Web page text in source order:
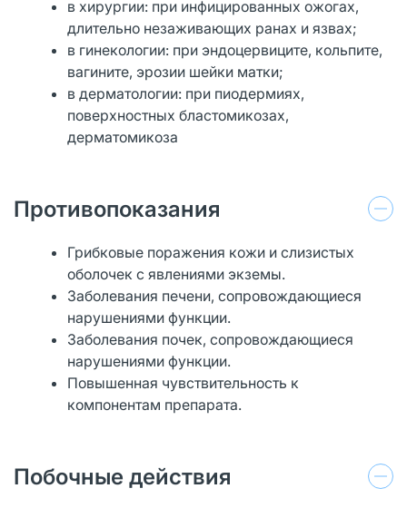
в хирургии: при инфицированных ожогах,
длительно незаживающих ранах и язвах;
в гинекологии: при эндоцервиците, кольпите,
вагините, эрозии шейки матки;
в дерматологии: при пиодермиях,
поверхностных бластомикозах,
дерматомикоза
Противопоказания
Грибковые поражения кожи и слизистых
оболочек с явлениями экземы.
Заболевания печени, сопровождающиеся
нарушениями функции.
Заболевания почек, сопровождающиеся
нарушениями функции.
Повышенная чувствительность к
компонентам препарата.
Побочные действия